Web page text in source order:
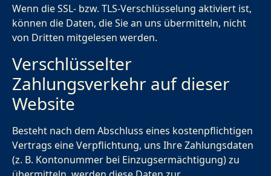
Wenn die SSL- bzw. TLS-Verschlüsselung aktiviert ist,
können die Daten, die Sie an uns übermitteln, nicht
von Dritten mitgelesen werden.
Verschlüsselter
Zahlungsverkehr auf dieser
Website
Besteht nach dem Abschluss eines kostenpflichtigen
Vertrags eine Verpflichtung, uns Ihre Zahlungsdaten
(z. B. Kontonummer bei Einzugsermächtigung) zu